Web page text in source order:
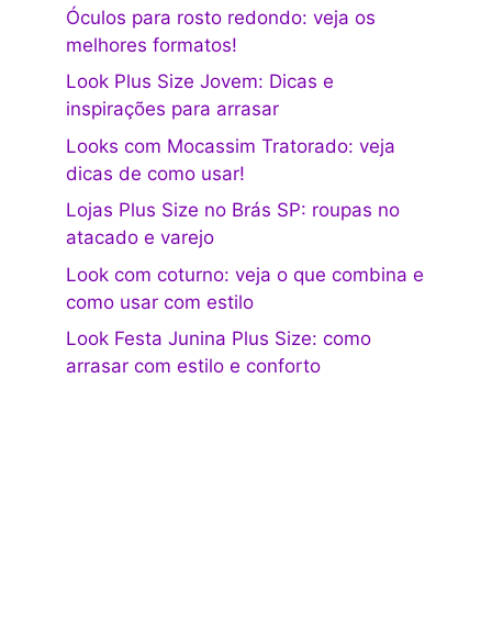
Óculos para rosto redondo: veja os
melhores formatos!
Look Plus Size Jovem: Dicas e
inspirações para arrasar
Looks com Mocassim Tratorado: veja
dicas de como usar!
Lojas Plus Size no Brás SP: roupas no
atacado e varejo
Look com coturno: veja o que combina e
como usar com estilo
Look Festa Junina Plus Size: como
arrasar com estilo e conforto